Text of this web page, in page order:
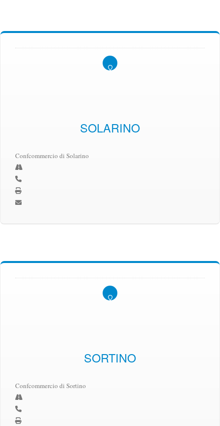
SOLARINO
Confcommercio di Solarino
SORTINO
Confcommercio di Sortino